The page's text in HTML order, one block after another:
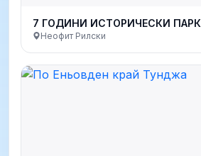
7 ГОДИНИ ИСТОРИЧЕСКИ ПАРК
Неофит Рилски